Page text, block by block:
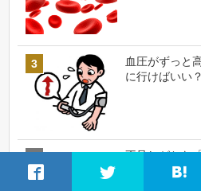
血圧がずっと
に行けばいい？
不足しがちな
酸を摂るべき